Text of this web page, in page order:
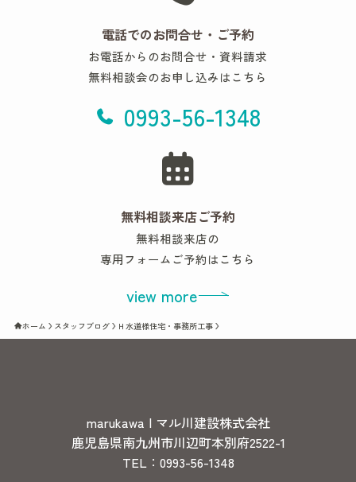
電話でのお問合せ・ご予約
お電話からのお問合せ・資料請求
無料相談会のお申し込みはこちら
0993-56-1348
無料相談来店ご予約
無料相談来店の
専用フォームご予約はこちら
view more
ホーム スタッフブログ Ｈ水道様住宅・事務所工事
marukawa | マル川建設株式会社
鹿児島県南九州市川辺町本別府2522-1
TEL：0993-56-1348